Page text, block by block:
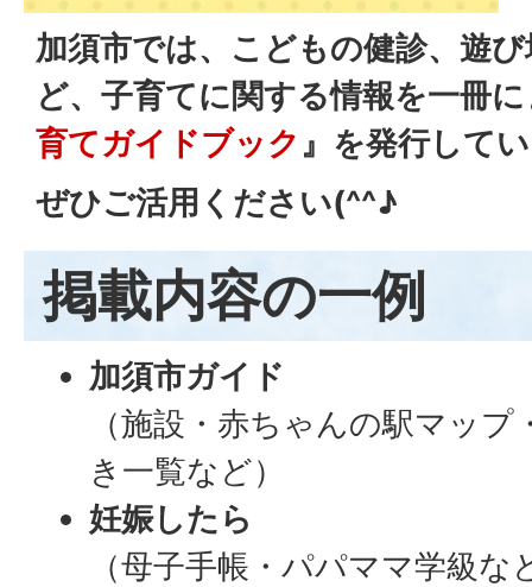
加須市では、こどもの健診、遊
ど、子育てに関する情報を一冊
育てガイドブック 』を発行して
ぜひご活用ください(^^♪
掲載内容の一例
加須市ガイド
（施設・赤ちゃんの駅マッ
き一覧など）
妊娠したら
（母子手帳・パパママ学級な